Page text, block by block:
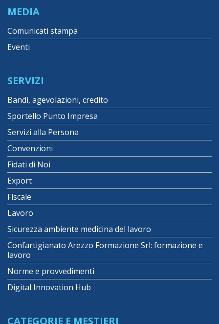
MEDIA
Comunicati stampa
Eventi
SERVIZI
Bandi, agevolazioni, credito
Sportello Punto Impresa
Servizi alla Persona
Convenzioni
Fidati di Noi
Export
Fiscale
Lavoro
Sicurezza ambiente medicina del lavoro
Confartigianato Arezzo Formazione Srl: formazione e
lavoro
Norme e provvedimenti
Digital Innovation Hub
CATEGORIE E MESTIERI